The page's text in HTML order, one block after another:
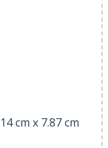
cm x 7.87 cm